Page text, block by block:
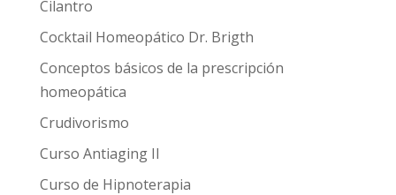
Cilantro
Cocktail Homeopático Dr. Brigth
Conceptos básicos de la prescripción
homeopática
Crudivorismo
Curso Antiaging II
Curso de Hipnoterapia